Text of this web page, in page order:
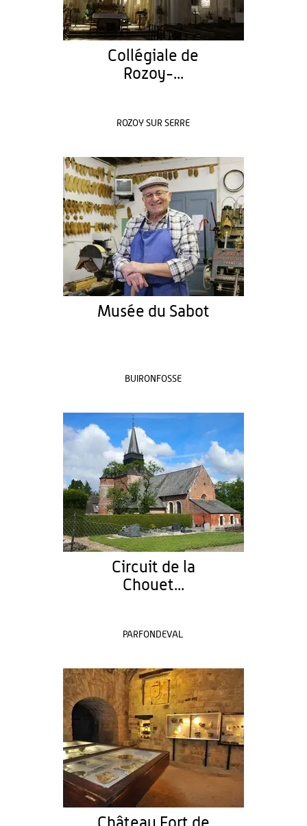
Collégiale de
Rozoy-...
ROZOY SUR SERRE
Musée du Sabot
BUIRONFOSSE
Circuit de la
Chouet...
PARFONDEVAL